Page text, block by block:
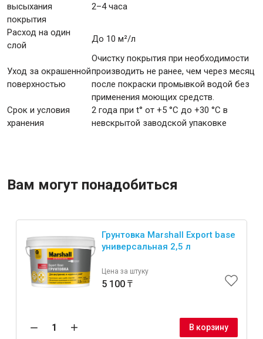
высыхания
покрытия
2–4 часа
Расход на один
слой
До 10 м²/л
Уход за окрашенной
поверхностью
Очистку покрытия при необходимости
производить не ранее, чем через месяц
после покраски промывкой водой без
применения моющих средств.
Срок и условия
хранения
2 года при t° от +5 °С до +30 °С в
невскрытой заводской упаковке
Вам могут понадобиться
Грунтовка Marshall Export base
универсальная 2,5 л
Цена за штуку
5 100 ₸
В корзину